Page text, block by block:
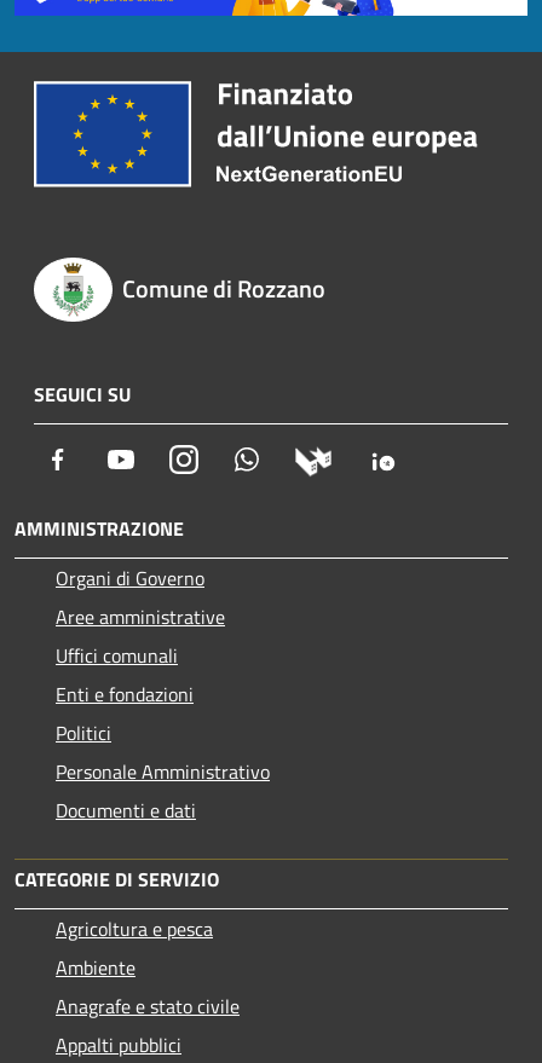
Comune di Rozzano
SEGUICI SU
Facebook YoutubeInstagram Whatsapp
AMMINISTRAZIONE
Organi di Governo
Aree amministrative
Uffici comunali
Enti e fondazioni
Politici
Personale Amministrativo
Documenti e dati
CATEGORIE DI SERVIZIO
Agricoltura e pesca
Ambiente
Anagrafe e stato civile
Appalti pubblici